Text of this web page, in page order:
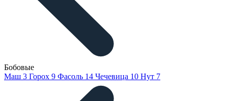
Бобовые
Маш 3 Горох 9 Фасоль 14 Чечевица 10 Нут 7